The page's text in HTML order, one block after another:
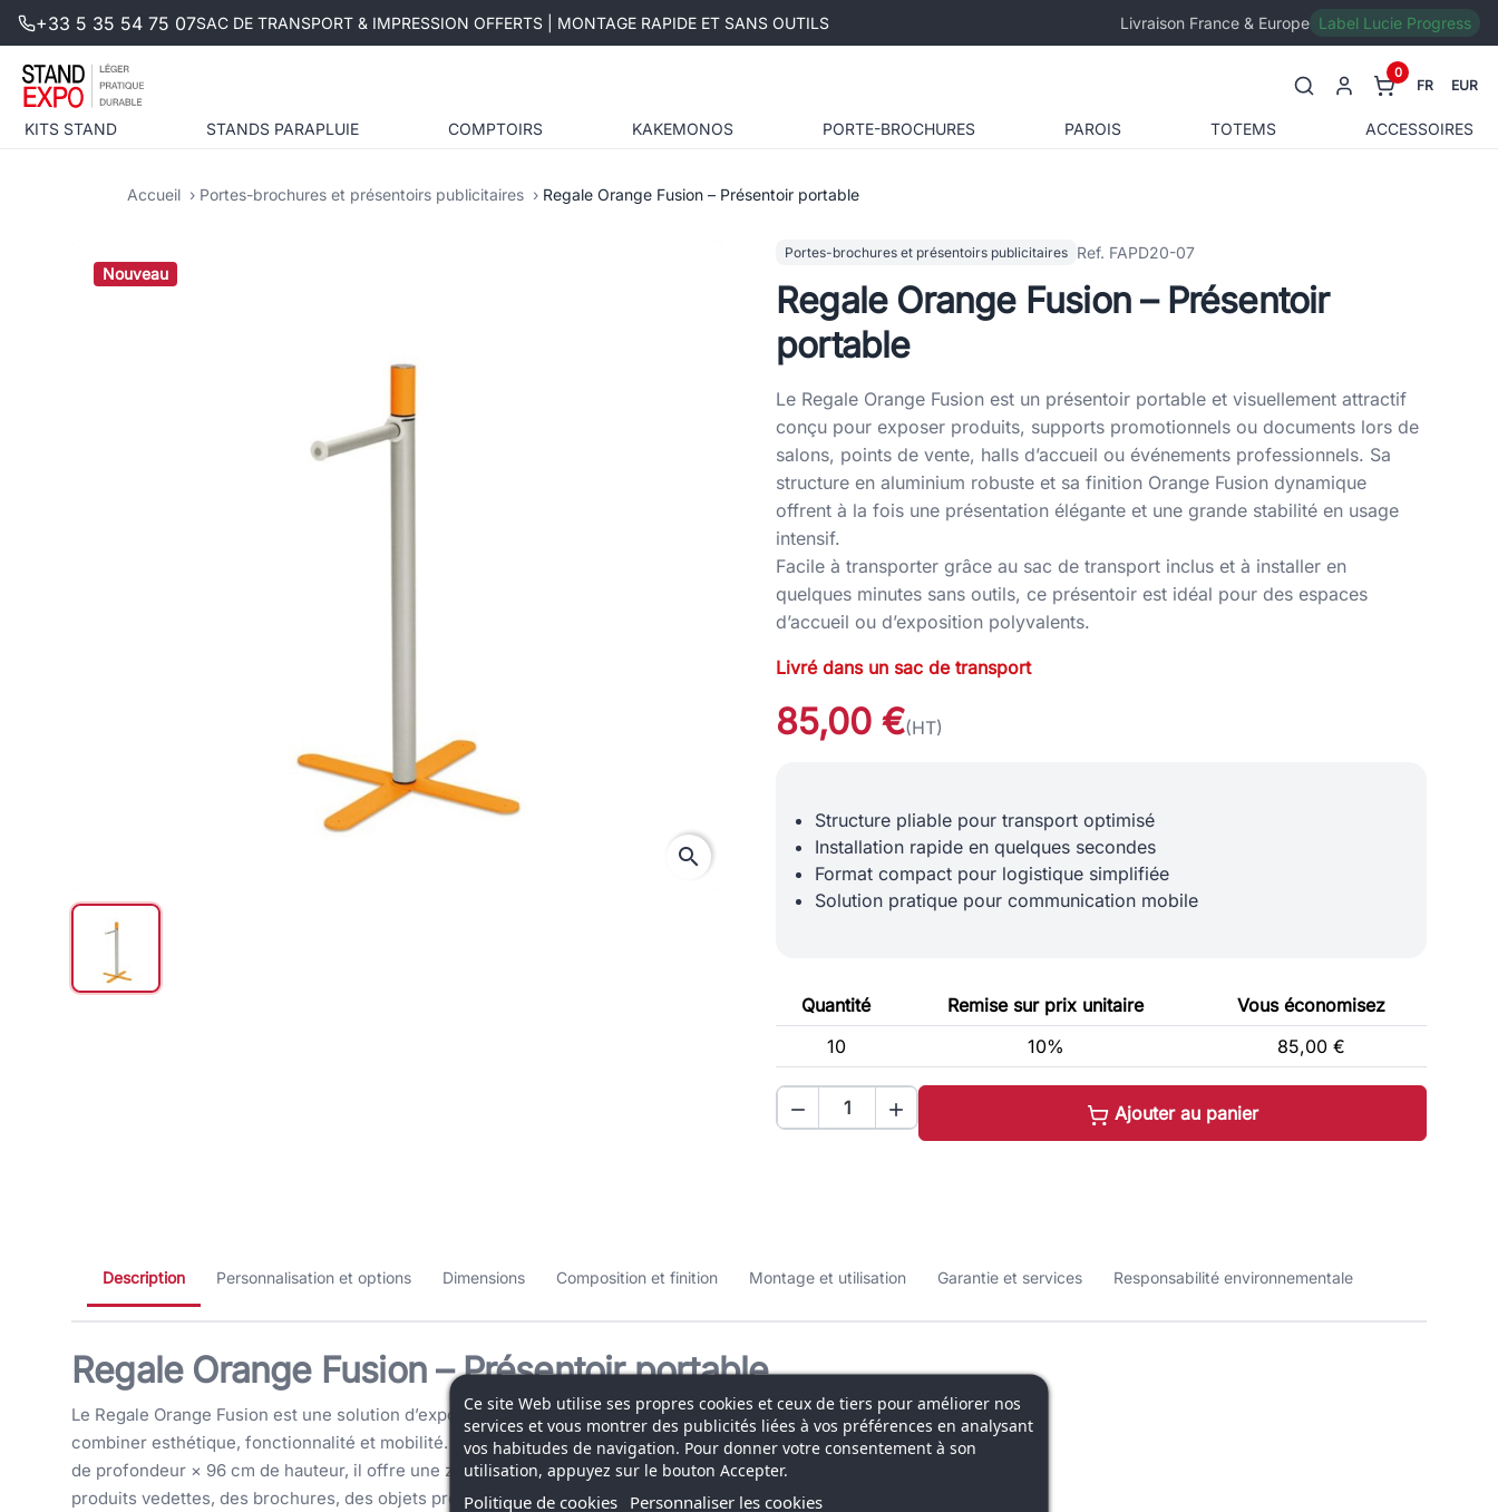
+33 5 35 54 75 07SAC DE TRANSPORT & IMPRESSION OFFERTS | MONTAGE RAPIDE ET SANS OUTILS Livraison France & Europe Label Lucie Progress
KITS STAND STANDS PARAPLUIE COMPTOIRS KAKEMONOS PORTE-BROCHURES PAROIS TOTEMS ACCESSOIRES
0
FR EUR
Accueil Portes-brochures et présentoirs publicitaires Regale Orange Fusion – Présentoir portable
Nouveau
search
Portes-brochures et présentoirs publicitaires Ref. FAPD20-07
Regale Orange Fusion – Présentoir
portable
Le Regale Orange Fusion est un présentoir portable et visuellement attractif
conçu pour exposer produits, supports promotionnels ou documents lors de
salons, points de vente, halls d’accueil ou événements professionnels. Sa
structure en aluminium robuste et sa finition Orange Fusion dynamique
offrent à la fois une présentation élégante et une grande stabilité en usage
intensif.
Facile à transporter grâce au sac de transport inclus et à installer en
quelques minutes sans outils, ce présentoir est idéal pour des espaces
d’accueil ou d’exposition polyvalents.
Livré dans un sac de transport
85,00 €(HT)
Structure pliable pour transport optimisé
Installation rapide en quelques secondes
Format compact pour logistique simplifiée
Solution pratique pour communication mobile
Quantité Remise sur prix unitaire
Vous économisez
10
10% 85,00 €
  Ajouter au panier
Description Personnalisation et options Dimensions Composition et finition Montage et utilisation Garantie et services Responsabilité environnementale
Regale Orange Fusion – Présentoir portable
Le Regale Orange Fusion est une solution d’exposition pensée pour les professionnels qui souhaitent
combiner esthétique, fonctionnalité et mobilité. Avec des dimensions d’environ 40 cm de largeur × 40 cm
de profondeur × 96 cm de hauteur, il offre une zone d’exposition suffisante pour mettre en avant des
produits vedettes, des brochures, des objets promotionnels ou des éléments visuels clés, tout en restant
Ce site Web utilise ses propres cookies et ceux de tiers pour améliorer nos
services et vous montrer des publicités liées à vos préférences en analysant
vos habitudes de navigation. Pour donner votre consentement à son
utilisation, appuyez sur le bouton Accepter.
Politique de cookies Personnaliser les cookies